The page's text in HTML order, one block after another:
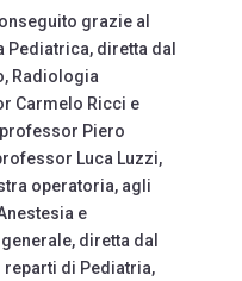
grazie al
Pediatrica, diretta dal
Radiologia
Carmelo Ricci e
Piero
Luca Luzzi,
operatoria, agli
e
diretta dal
reparti di Pediatria,